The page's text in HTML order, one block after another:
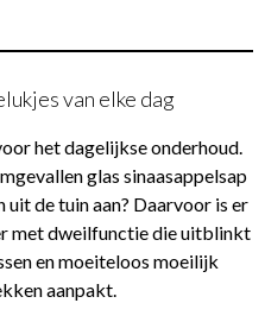
van elke dag
het dagelijkse onderhoud.
glas sinaasappelsap
de tuin aan? Daarvoor is er
met dweilfunctie die uitblinkt
en moeiteloos moeilijk
aanpakt.